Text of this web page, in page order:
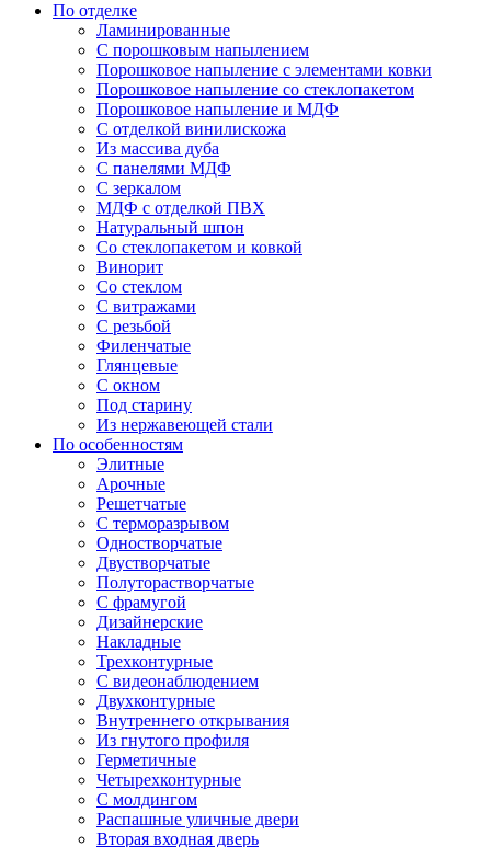
По отделке
Ламинированные
С порошковым напылением
Порошковое напыление с элементами ковки
Порошковое напыление со стеклопакетом
Порошковое напыление и МДФ
С отделкой винилискожа
Из массива дуба
С панелями МДФ
С зеркалом
МДФ с отделкой ПВХ
Натуральный шпон
Со стеклопакетом и ковкой
Винорит
Со стеклом
С витражами
С резьбой
Филенчатые
Глянцевые
С окном
Под старину
Из нержавеющей стали
По особенностям
Элитные
Арочные
Решетчатые
С терморазрывом
Одностворчатые
Двустворчатые
Полуторастворчатые
С фрамугой
Дизайнерские
Накладные
Трехконтурные
С видеонаблюдением
Двухконтурные
Внутреннего открывания
Из гнутого профиля
Герметичные
Четырехконтурные
С молдингом
Распашные уличные двери
Вторая входная дверь